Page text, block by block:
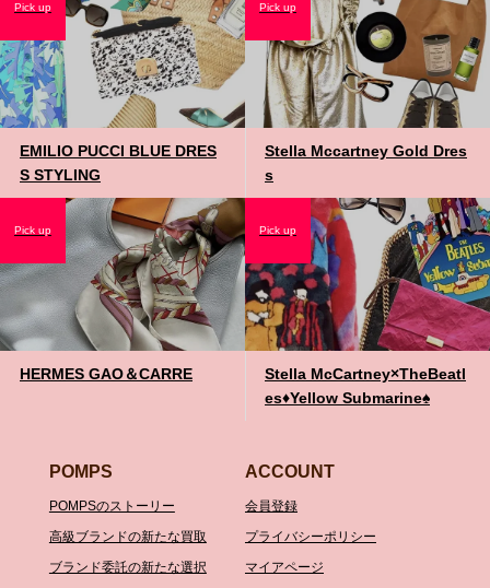
EMILIO PUCCI BLUE DRES
S STYLING
Pick up
Stella Mccartney Gold Dres
s
Pick up
HERMES GAO＆CARRE
Pick up
Stella McCartney×TheBeatl
es♦️Yellow Submarine♠️
Pick up
POMPS
POMPSのストーリー
高級ブランドの新たな買取
ブランド委託の新たな選択
ACCOUNT
会員登録
プライバシーポリシー
マイアページ